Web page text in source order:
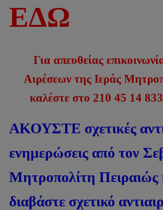
ΕΔΩ
Για απευθείας
Αιρέσεων της Ιεράς
καλέστε στο 210 45 14
ΑΚΟΥΣΤΕ σχετικές
ενημερώσεις από τον
Μητροπολίτη Πειραιώς
διαβάστε σχετικό